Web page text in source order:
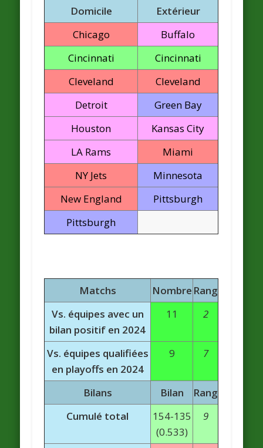
Domicile
Extérieur
Chicago
Buffalo
Cincinnati
Cincinnati
Cleveland
Cleveland
Detroit
Green Bay
Houston
Kansas City
LA Rams
Miami
NY Jets
Minnesota
New England
Pittsburgh
Pittsburgh
Matchs Nombre Rang
Vs. équipes avec un
bilan positif en 2024
11 2
Vs. équipes qualifiées
en playoffs en 2024
9 7
Bilans Bilan
Rang
Cumulé total
154-135
(0.533)
9